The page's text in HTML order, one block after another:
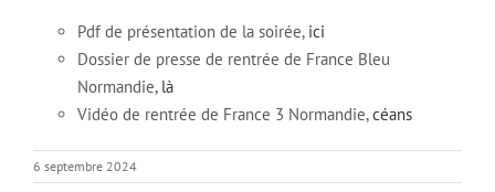
Pdf de présentation de la soirée, ici
Dossier de presse de rentrée de France Bleu
Normandie, là
Vidéo de rentrée de France 3 Normandie,céans
6 septembre 2024